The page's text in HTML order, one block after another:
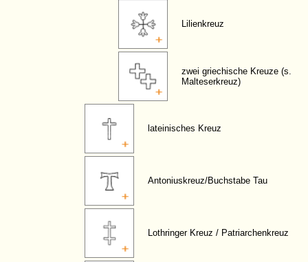
Lilienkreuz
zwei griechische Kreuze (s.
Malteserkreuz)
lateinisches Kreuz
Antoniuskreuz/Buchstabe Tau
Lothringer Kreuz / Patriarchenkreuz